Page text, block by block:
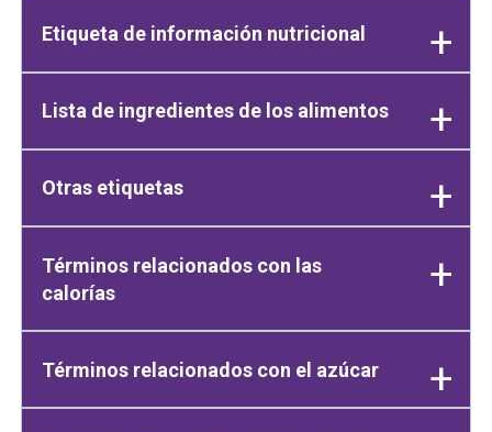
Etiqueta de información nutricional
Lista de ingredientes de los alimentos
Otras etiquetas
Términos relacionados con las
calorías
Términos relacionados con el azúcar